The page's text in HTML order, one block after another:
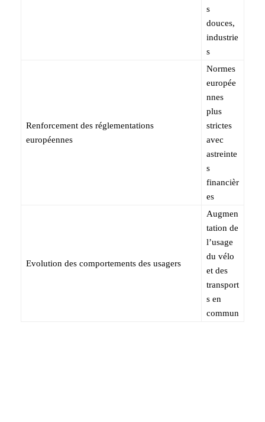
s
douces,
industrie
s
Renforcement des réglementations
européennes
Normes
europée
nnes
plus
strictes
avec
astreinte
s
financièr
es
Evolution des comportements des usagers
Augmen
tation de
l’usage
du vélo
et des
transport
s en
commun